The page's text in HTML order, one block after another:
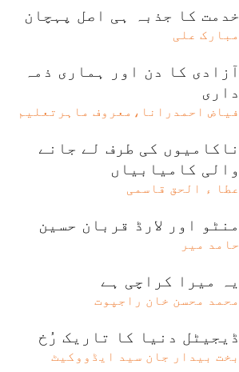
خدمت کا جذبہ ہی اصل پہچان
مبارک علی
آزادی کا دن اور ہماری ذمہ
داری
فیاض احمدرانا،معروف ماہرتعلیم
ناکامیوں کی طرف لے جانے
والی کامیابیاں
عطا ء الحق قاسمی
منٹو اور لارڈ قربان حسین
حامد میر
یہ میرا کراچی ہے
محمد محسن خان راجپوت
ڈیجیٹل دنیا کا تاریک رُخ
بخت بیدار جان سید ایڈووکیٹ